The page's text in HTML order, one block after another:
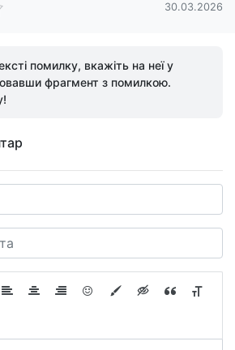
30.03.2026
помилку, вкажіть на неї у
фрагмент з помилкою.